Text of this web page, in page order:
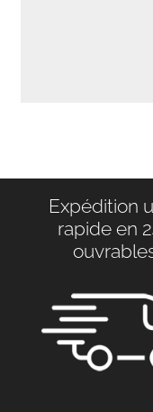
Expédition
rapide en